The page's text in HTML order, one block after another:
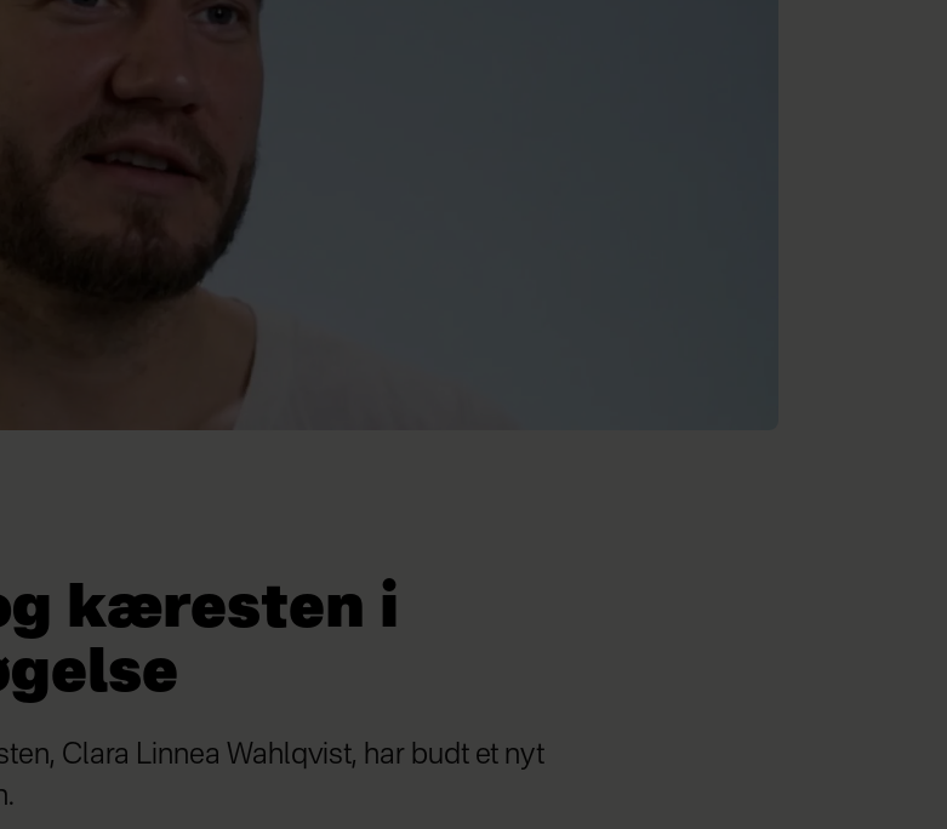
kæresten i
Clara Linnea Wahlqvist, har budt et nyt